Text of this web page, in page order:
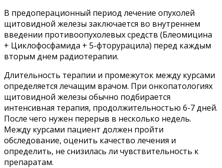
В предоперационный период лечение опухолей
щитовидной железы заключается во внутреннем
введении противоопухолевых средств (Блеомицина
+ Циклофосфамида + 5-фторурацила) перед каждым
вторым днем радиотерапии.
Длительность терапии и промежуток между курсами
определяется лечащим врачом. При онкопатологиях
щитовидной железы обычно подбирается
интенсивная терапия, продолжительностью 6-7 дней.
После чего нужен перерыв в несколько недель.
Между курсами пациент должен пройти
обследование, оценить качество лечения и
определить, не снизилась ли чувствительность к
препаратам.